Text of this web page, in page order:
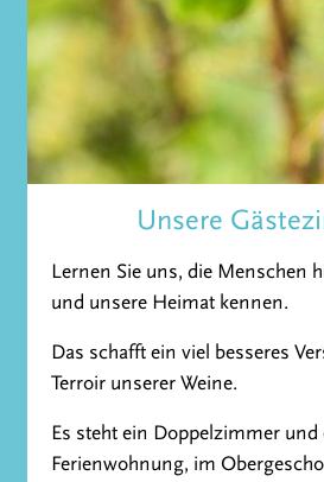
Unsere
Lernen Sie uns, die Menschen
und unsere Heimat kennen.
Das schafft ein viel besseres
Terroir unserer Weine.
Es steht ein Doppelzimmer und
Ferienwohnung, im